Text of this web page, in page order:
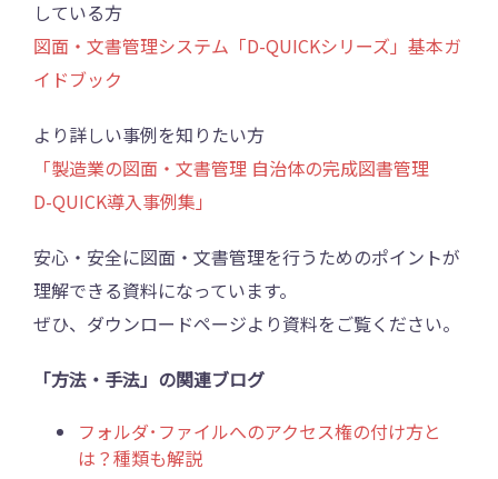
している方
図面・文書管理システム「D-QUICKシリーズ」基本ガ
イドブック
より詳しい事例を知りたい方
「製造業の図面・文書管理 自治体の完成図書管理
D-QUICK導入事例集」
安心・安全に図面・文書管理を行うためのポイントが
理解できる資料になっています。
ぜひ、ダウンロードページより資料をご覧ください。
「方法・手法」の関連ブログ
フォルダ･ファイルへのアクセス権の付け方と
は？種類も解説